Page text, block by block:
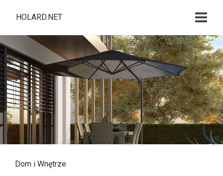
HOLARD.NET
Dom i Wnętrze